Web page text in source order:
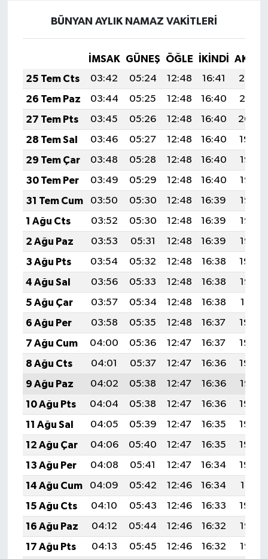
BÜNYAN AYLIK NAMAZ VAKITLERI
İMSAK GÜNEŞ ÖĞLE İKINDI
25 Tem Cts
03:42 05:24 12:48 16:41
20:02
26 Tem Paz
03:44 05:25 12:48 16:40
20:01
27 Tem Pts
03:45 05:26 12:48 16:40
20:00
28 Tem Sal
03:46 05:27 12:48 16:40
19:59
29 Tem Çar
03:48 05:28 12:48 16:40
19:58
30 Tem Per
03:49 05:29 12:48 16:40
19:57
31 Tem Cum
03:50 05:30 12:48 16:39
19:57
1 Ağu Cts
03:52 05:30 12:48 16:39
19:56
2 Ağu Paz
03:53 05:31 12:48 16:39
19:55
3 Ağu Pts
03:54 05:32 12:48 16:38
19:54
4 Ağu Sal
03:56 05:33 12:48 16:38
19:52
5 Ağu Çar
03:57 05:34 12:48 16:38
19:51
6 Ağu Per
03:58 05:35 12:48 16:37
19:50
7 Ağu Cum
04:00 05:36 12:47 16:37
19:49
8 Ağu Cts
04:01 05:37 12:47 16:36
19:48
9 Ağu Paz
04:02 05:38 12:47 16:36
19:47
10 Ağu Pts
04:04 05:38 12:47 16:36
19:46
11 Ağu Sal
04:05 05:39 12:47 16:35
19:44
12 Ağu Çar
04:06 05:40 12:47 16:35
19:43
13 Ağu Per
04:08 05:41 12:47 16:34
19:42
14 Ağu Cum
04:09 05:42 12:46 16:34
19:41
15 Ağu Cts
04:10 05:43 12:46 16:33
19:39
16 Ağu Paz
04:12 05:44 12:46 16:32
19:38
17 Ağu Pts
04:13 05:45 12:46 16:32
19:37